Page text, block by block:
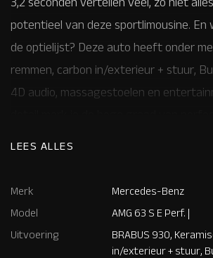
potentieel van deze sportlimousine. En
de optielijst? Deze auto heeft onder
remmen, carbon in/exterieur + stuur,
4D audio, massagestoelen en
van een proefrit kunt u contact
Plomp 06-48169561,
LEES ALLES
Merk
Mercedes-Benz
Model
AMG 63 S E Perf. |
Uitvoering
BRABUS 930,
in/exterieur + stuur,